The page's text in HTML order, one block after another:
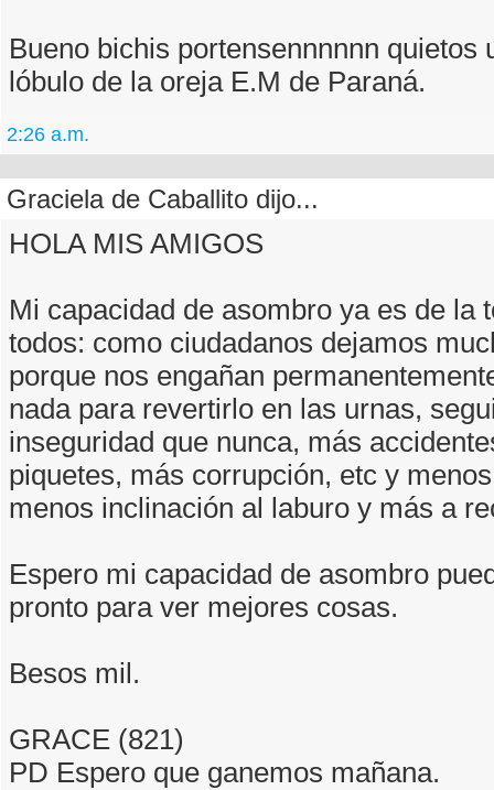
Bueno bichis portensennnnnn quietos
lóbulo de la oreja E.M de Paraná.
2:26 a.m.
Graciela de Caballito dijo...
HOLA MIS AMIGOS
Mi capacidad de asombro ya es de la
todos: como ciudadanos dejamos
porque nos engañan
nada para revertirlo en las urnas,
inseguridad que nunca, más
piquetes, más corrupción, etc y
menos inclinación al laburo y más a
Espero mi capacidad de asombro
pronto para ver mejores cosas.
Besos mil.
GRACE (821)
PD Espero que ganemos mañana.